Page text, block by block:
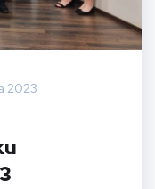
2023